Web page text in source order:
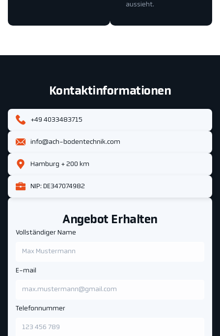
aussieht.
Angebot Erhalten
Vollständiger Name
E-mail
Telefonnummer
Kontaktinformationen
+49 4033483715
info@ach-bodentechnik.com
Hamburg + 200 km
NIP: DE347074982